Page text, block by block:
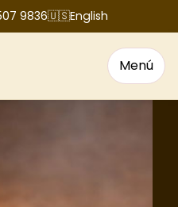
9836🇺🇸English
Menú